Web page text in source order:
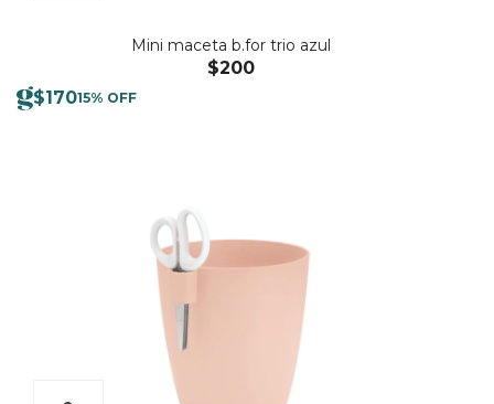
Mini maceta b.for trio azul
$200
$17015% OFF